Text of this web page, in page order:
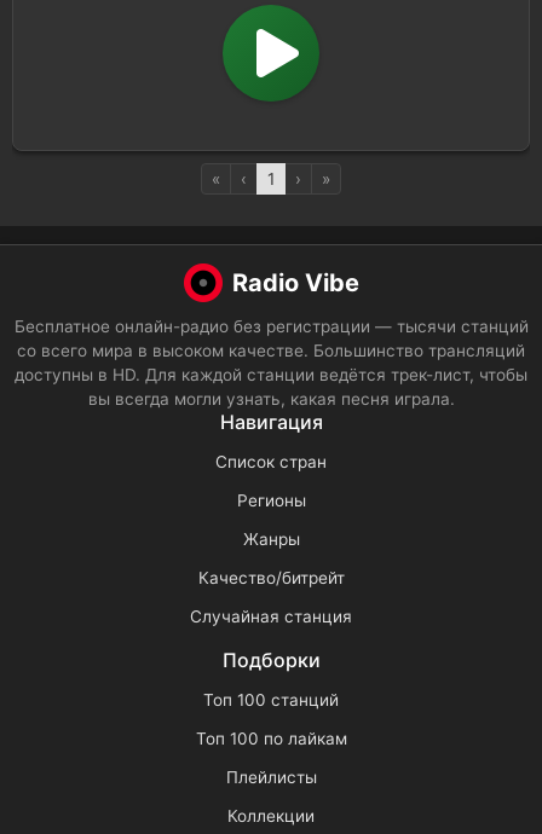
« ‹ 1 › »
Radio Vibe
Бесплатное онлайн-радио без регистрации — тысячи станций
со всего мира в высоком качестве. Большинство трансляций
доступны в HD. Для каждой станции ведётся трек-лист, чтобы
вы всегда могли узнать, какая песня играла.
Навигация
Список стран
Регионы
Жанры
Качество/битрейт
Случайная станция
Подборки
Топ 100 станций
Топ 100 по лайкам
Плейлисты
Коллекции